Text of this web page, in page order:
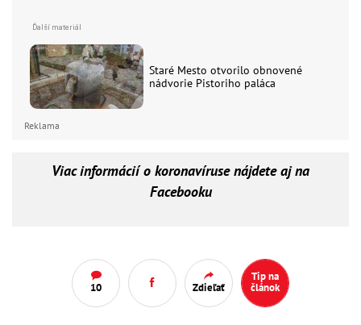
Staré Mesto otvorilo obnovené
nádvorie Pistoriho paláca
Reklama
Viac informácií o koronavíruse nájdete aj na
Facebooku
10 Zdieľať
Tip na
článok